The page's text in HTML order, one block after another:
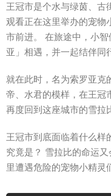
王冠市是个水与绿茵、古
观看正在这里举办的宠物
市前进。 在旅途中，小
亚」相遇，并一起结伴同
就在此时，名为索罗亚克
帝、水君的模样，在王冠
再度回到这座城市的雪拉
王冠市到底面临着什么样
究竟是？ 雪拉比的命运
里遭遇危险的宠物小精灵